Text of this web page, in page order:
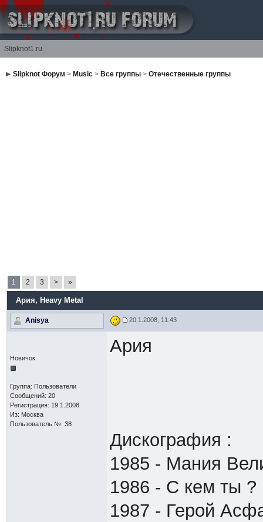
Slipknot1.ru
Slipknot Форум > Music> Все группы> Отечественные группы
1 2 3 > »
Ария, Heavy Metal
Anisya 20.1.2008, 11:43
Новичок
Группа: Пользователи
Сообщений: 20
Регистрация: 19.1.2008
Из: Москва
Пользователь №: 38
Ария
Дискография :
1985 - Мания
1986 - С кем ты ?
1987 - Герой